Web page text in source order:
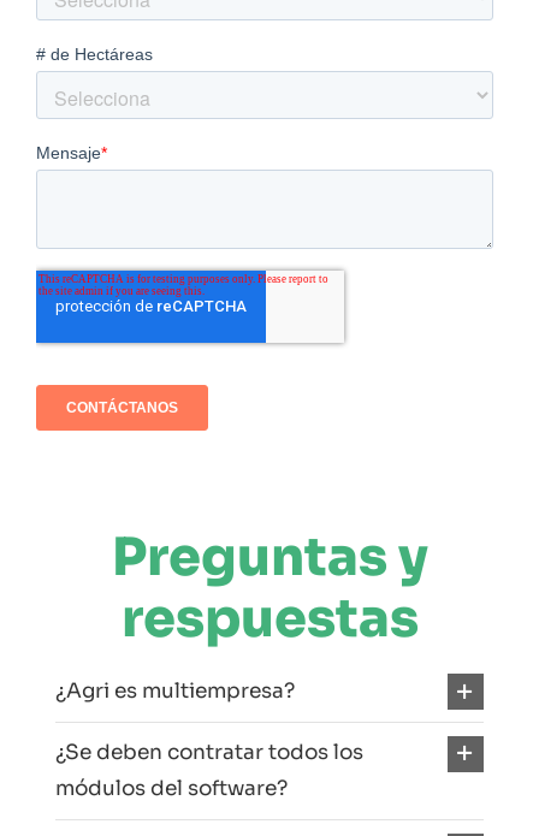
Preguntas y
respuestas
¿Agri es multiempresa?
¿Se deben contratar todos los
módulos del software?